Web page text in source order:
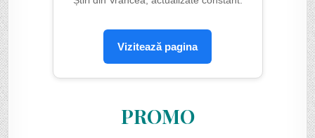
Vizitează pagina
PROMO